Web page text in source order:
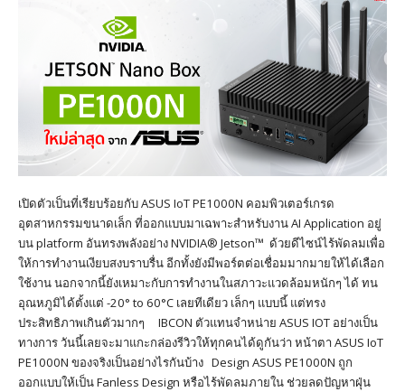
เปิดตัวเป็นที่เรียบร้อยกับ ASUS IoT PE1000N คอมพิวเตอร์เกรด
อุตสาหกรรมขนาดเล็ก ที่ออกแบบมาเฉพาะสำหรับงาน AI Application อยู่
บน platform อันทรงพลังอย่าง NVIDIA® Jetson™ ด้วยดีไซน์ไร้พัดลมเพื่อ
ให้การทำงานเงียบสงบราบรื่น อีกทั้งยังมีพอร์ตต่อเชื่อมมากมายให้ได้เลือก
ใช้งาน นอกจากนี้ยังเหมาะกับการทำงานในสภาวะแวดล้อมหนักๆ ได้ ทน
อุณหภูมิได้ตั้งแต่ -20° to 60°C เลยทีเดียว เล็กๆ แบบนี้ แต่ทรง
ประสิทธิภาพเกินตัวมากๆ IBCON ตัวแทนจำหน่าย ASUS IOT อย่างเป็น
ทางการ วันนี้เลยจะมาแกะกล่องรีวิวให้ทุกคนได้ดูกันว่า หน้าตา ASUS IoT
PE1000N ของจริงเป็นอย่างไรกันบ้าง Design ASUS PE1000N ถูก
ออกแบบให้เป็น Fanless Design หรือไร้พัดลมภายใน ช่วยลดปัญหาฝุ่น